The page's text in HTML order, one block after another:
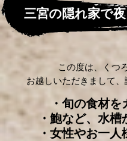
三宮の隠れ家で
この度は、くつ
お越しいただきまして、
・旬の食材
・鮑など、 水槽
・女性やお一